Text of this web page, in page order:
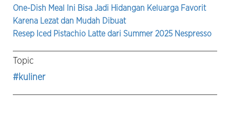
One-Dish Meal Ini Bisa Jadi Hidangan Keluarga Favorit
Karena Lezat dan Mudah Dibuat
Resep Iced Pistachio Latte dari Summer 2025 Nespresso
Topic
#kuliner